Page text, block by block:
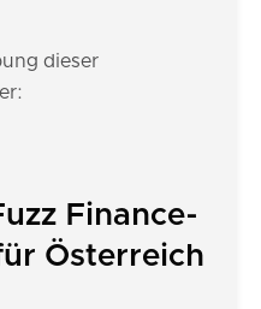
dieser
Finance-
Österreich